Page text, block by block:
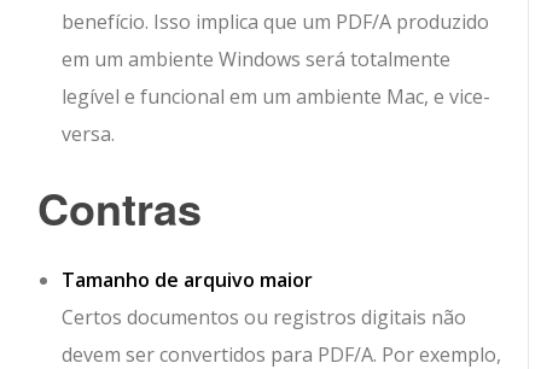
benefício. Isso implica que um PDF/A produzido
em um ambiente Windows será totalmente
legível e funcional em um ambiente Mac, e vice-
versa.
Contras
Tamanho de arquivo maior
Certos documentos ou registros digitais não
devem ser convertidos para PDF/A. Por exemplo,